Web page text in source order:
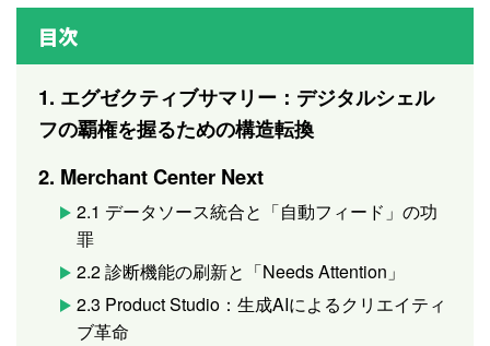
目次
1. エグゼクティブサマリー：デジタルシェル
フの覇権を握るための構造転換
2. Merchant Center Next
2.1 データソース統合と「自動フィード」の功
罪
2.2 診断機能の刷新と「Needs Attention」
2.3 Product Studio：生成AIによるクリエイティ
ブ革命